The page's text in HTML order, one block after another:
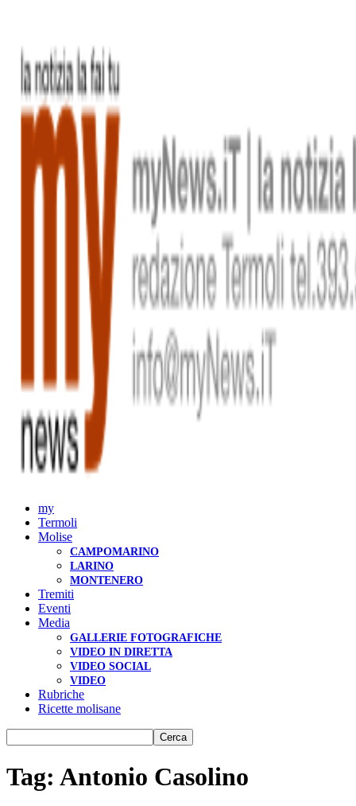
my
Termoli
Molise
CAMPOMARINO
LARINO
MONTENERO
Tremiti
Eventi
Media
GALLERIE FOTOGRAFICHE
VIDEO IN DIRETTA
VIDEO SOCIAL
VIDEO
Rubriche
Ricette molisane
Tag: Antonio Casolino